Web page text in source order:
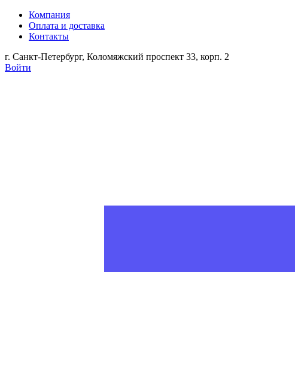
Компания
Оплата и доставка
Контакты
г. Санкт-Петербург, Коломяжский проспект 33, корп. 2
Войти